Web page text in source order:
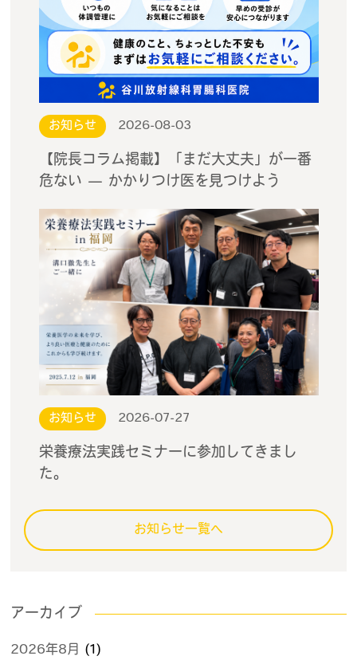
お知らせ 2026-08-03
【院長コラム掲載】「まだ大丈夫」が一番
危ない — かかりつけ医を見つけよう
お知らせ 2026-07-27
栄養療法実践セミナーに参加してきまし
た。
お知らせ一覧へ
アーカイブ
2026年8月 (1)